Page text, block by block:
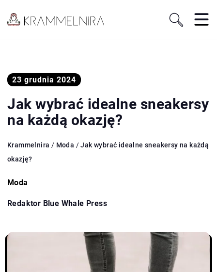
23 grudnia 2024
Jak wybrać idealne sneakersy
na każdą okazję?
Krammelnira / Moda /Jak wybrać idealne sneakersy na każdą
okazję?
Moda
Redaktor Blue Whale Press